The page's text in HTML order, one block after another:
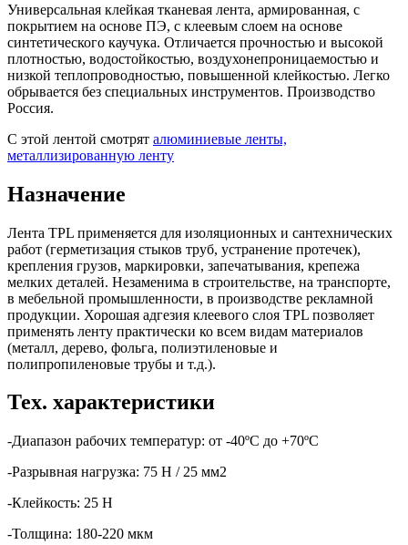
Универсальная клейкая тканевая лента, армированная, с
покрытием на основе ПЭ, с клеевым слоем на основе
синтетического каучука. Отличается прочностью и высокой
плотностью, водостойкостью, воздухонепроницаемостью и
низкой теплопроводностью, повышенной клейкостью. Легко
обрывается без специальных инструментов. Производство
Россия.
C этой лентой смотрят алюминиевые ленты,
металлизированную ленту
Назначение
Лента TPL применяется для изоляционных и сантехнических
работ (герметизация стыков труб, устранение протечек),
крепления грузов, маркировки, запечатывания, крепежа
мелких деталей. Незаменима в строительстве, на транспорте,
в мебельной промышленности, в производстве рекламной
продукции. Хорошая адгезия клеевого слоя TPL позволяет
применять ленту практически ко всем видам материалов
(металл, дерево, фольга, полиэтиленовые и
полипропиленовые трубы и т.д.).
Тех. характеристики
-Диапазон рабочих температур: от -40ºС до +70ºС
-Разрывная нагрузка: 75 Н / 25 мм2
-Клейкость: 25 Н
-Толщина: 180-220 мкм